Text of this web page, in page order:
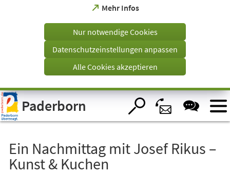
Visuelle
Assistenzsoftware
öffnen.
Mehr Infos
(Öffnet
einem
Tab)
Nur notwendige Cookies
Datenschutzeinstellungen anpassen
Alle Cookies akzeptieren
Paderborn
Ein Nachmittag mit Josef Rikus –
Kunst & Kuchen